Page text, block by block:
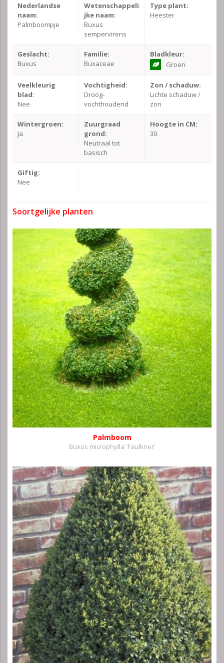
Nederlandse
naam:
Palmboompje
Wetenschappeli
jke naam:
Buxus
sempervirens
Type plant:
Heester
Geslacht:
Buxus
Familie:
Buxaceae
Bladkleur:
Groen
Veelkleurig
blad:
Nee
Vochtigheid:
Droog-
vochthoudend
Zon / schaduw:
Lichte schaduw /
zon
Wintergroen:
Ja
Zuurgraad
grond:
Neutraal tot
basisch
Hoogte in CM:
30
Giftig:
Nee
Soortgelijke planten
Palmboom
Buxus microphylla 'Faulkner'